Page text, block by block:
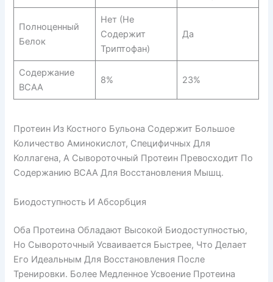
Полноценный
Белок
Нет (не
Содержит
Триптофан)
Да
Содержание
BCAA
8% 23%
Протеин Из Костного Бульона Содержит Большое
Количество Аминокислот, Специфичных Для
Коллагена, А Сывороточный Протеин Превосходит По
Содержанию BCAA Для Восстановления Мышц.
Биодоступность И Абсорбция
Оба Протеина Обладают Высокой Биодоступностью,
Но Сывороточный Усваивается Быстрее, Что Делает
Его Идеальным Для Восстановления После
Тренировки. Более Медленное Усвоение Протеина